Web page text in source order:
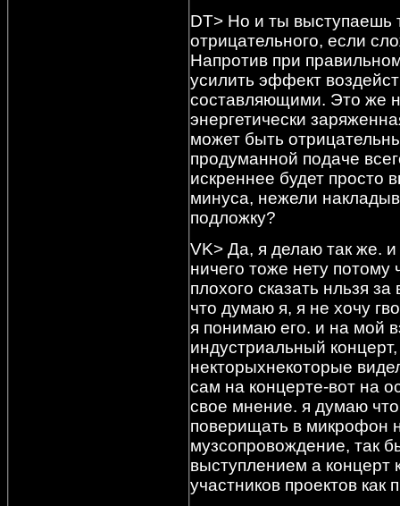
DT> Но и ты выступаешь
отрицательного, если
Напротив при
усилить эффект
составляющими. Это же
энергетически
может быть
продуманной подаче
искреннее будет просто
минуса, нежели
подложку?
VK> Да, я делаю так же.
ничего тоже нету потому
плохого сказать нльзя
что думаю я, я не хочу
я понимаю его. и на мой
индустриальный
некторыхнекоторые
сам на концерте-вот на
свое мнение. я думаю
поверищать в микрофон
музсопровождение, так
выступлением а концерт
участников проектов как